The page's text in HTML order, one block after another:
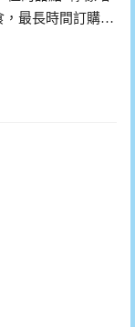
，最長時間訂購…